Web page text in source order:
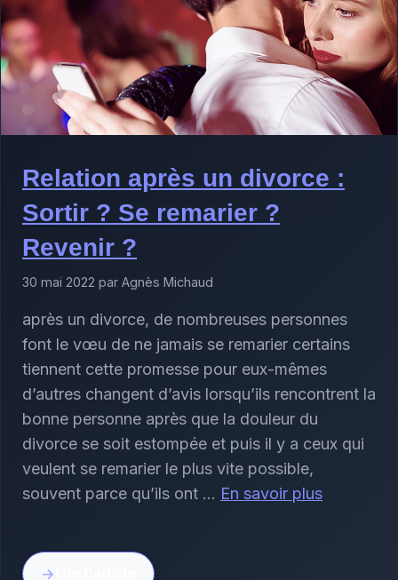
Relation après un divorce :
Sortir ? Se remarier ?
Revenir ?
30 mai 2022 par Agnès Michaud
après un divorce, de nombreuses personnes
font le vœu de ne jamais se remarier certains
tiennent cette promesse pour eux-mêmes
d’autres changent d’avis lorsqu’ils rencontrent la
bonne personne après que la douleur du
divorce se soit estompée et puis il y a ceux qui
veulent se remarier le plus vite possible,
souvent parce qu’ils ont … En savoir plus